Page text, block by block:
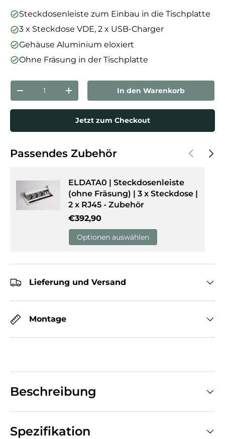
Steckdosenleiste zum Einbau in die Tischplatte
3 x Steckdose VDE, 2 x USB-Charger
Gehäuse Aluminium eloxiert
Ohne Fräsung in der Tischplatte
Anzahl
Menge verringernMenge erhöhenIn den Warenkorb
Jetzt zum Checkout
Passendes Zubehör Vorherige
ELDATA0 | Steckdosenleiste
(ohne Fräsung) | 3 x Steckdose |
2 x RJ45 - Zubehör
Normaler Preis
€392,90
Optionen auswählen
Lieferung und Versand
Montage
Beschreibung
Spezifikation